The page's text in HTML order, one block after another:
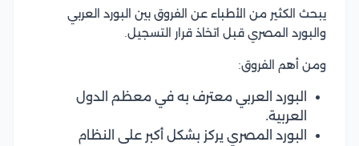
يبحث الكثير من الأطباء عن الفروق بين البورد العربي
والبورد المصري قبل اتخاذ قرار التسجيل.
ومن أهم الفروق:
البورد العربي معترف به في معظم الدول
العربية.
البورد المصري يركز بشكل أكبر على النظام